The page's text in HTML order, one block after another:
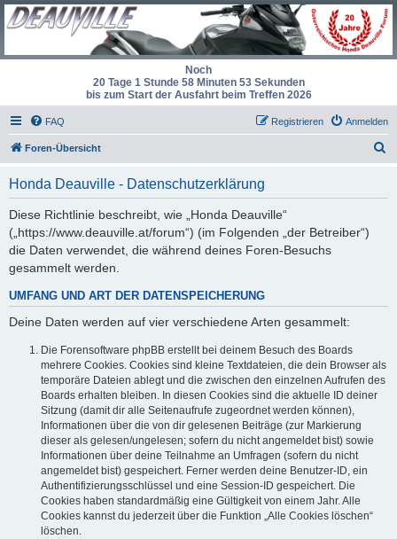
Noch
20 Tage 1 Stunde 58 Minuten 53 Sekunden
bis zum Start der Ausfahrt beim Treffen 2026
FAQ Anmelden
Registrieren
Foren-Übersicht
Honda Deauville - Datenschutzerklärung
Diese Richtlinie beschreibt, wie „Honda Deauville“
(„https://www.deauville.at/forum“) (im Folgenden „der Betreiber“)
die Daten verwendet, die während deines Foren-Besuchs
gesammelt werden.
UMFANG UND ART DER DATENSPEICHERUNG
Deine Daten werden auf vier verschiedene Arten gesammelt:
Die Forensoftware phpBB erstellt bei deinem Besuch des Boards
mehrere Cookies. Cookies sind kleine Textdateien, die dein Browser als
temporäre Dateien ablegt und die zwischen den einzelnen Aufrufen des
Boards erhalten bleiben. In diesen Cookies sind die aktuelle ID deiner
Sitzung (damit dir alle Seitenaufrufe zugeordnet werden können),
Informationen über die von dir gelesenen Beiträge (zur Markierung
dieser als gelesen/ungelesen; sofern du nicht angemeldet bist) sowie
Informationen über deine Teilnahme an Umfragen (sofern du nicht
angemeldet bist) gespeichert. Ferner werden deine Benutzer-ID, ein
Authentifizierungsschlüssel und eine Session-ID gespeichert. Die
Cookies haben standardmäßig eine Gültigkeit von einem Jahr. Alle
Cookies kannst du jederzeit über die Funktion „Alle Cookies löschen“
löschen.